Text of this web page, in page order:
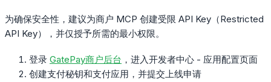
为确保安全性，建议为商户 MCP 创建受限 API Key（Restricted
API Key），并仅授予所需的最小权限。
登录 GatePay商户后台 ，进入开发者中心 - 应用配置页面
创建支付秘钥和支付应用，并提交上线申请